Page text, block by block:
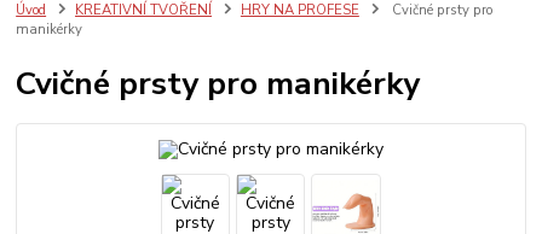
Úvod KREATIVNÍ TVOŘENÍ HRY NA PROFESE
Cvičné prsty pro
manikérky
Cvičné prsty pro manikérky